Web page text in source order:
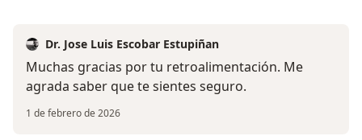
Dr. Jose Luis Escobar Estupiñan
Muchas gracias por tu retroalimentación. Me
agrada saber que te sientes seguro.
1 de febrero de 2026